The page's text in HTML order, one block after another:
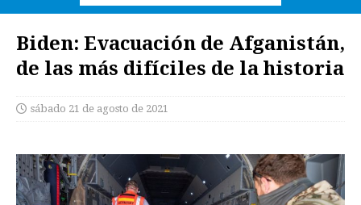
Biden: Evacuación de Afganistán,
de las más difíciles de la historia
sábado 21 de agosto de 2021